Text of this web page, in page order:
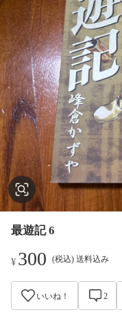
最遊記 6
¥300 (税込) 送料込み
いいね！ 2